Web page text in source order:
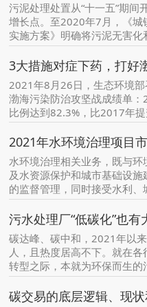
污泥处理处置从“十一五”期间
增长点。至2020年7月，《城
实施方案》明确将污泥无害化
点难点，对于处理处置方式也
2021年8月26日，生态环境
渤海污染防治攻坚战成绩单
比例达到82.3%，比2017年提
2021年水环境治理项目
水环境治理相关业务，既与
及水资源保护和城市基础设
的监督管理，同时接受水利、
碳达峰、碳中和，2021年以
人，且热度居高不下。就在
转型之际，本就为环保而生的
碳交易的底层逻辑、现